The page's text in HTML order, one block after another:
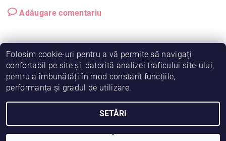
Adăugare comentariu
Vreau să fiu partener! Termeni și condiții
Prelucrarea datelor
2026 © Fiimama, toate drepturile rezervate
Folosim cookie-uri pentru a vă permite să navigați
confortabil pe site și, datorită analizei traficului site-ului,
pentru a îmbunătăți în mod constant funcțiile,
performanța și gradul de utilizare.
SETĂRI